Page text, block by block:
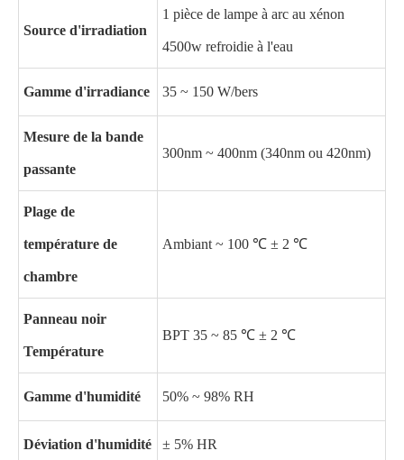
Source d'irradiation
1 pièce de lampe à arc au xénon
4500w refroidie à l'eau
Gamme d'irradiance 35 ~ 150 W/bers
Mesure de la bande
passante
300nm ~ 400nm (340nm ou 420nm)
Plage de
température de
chambre
Ambiant ~ 100 ℃ ± 2 ℃
Panneau noir
Température
BPT 35 ~ 85 ℃ ± 2 ℃
Gamme d'humidité 50% ~ 98% RH
Déviation d'humidité ± 5% HR